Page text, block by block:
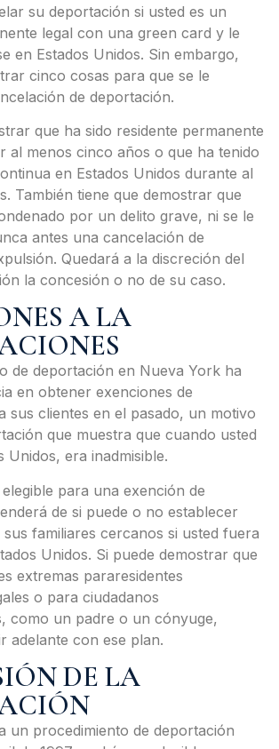
su deportación si usted es un
legal con una green card y le
en Estados Unidos. Sin embargo,
cinco cosas para que se le
de deportación.
que ha sido residente permanente
al menos cinco años o que ha tenido
en Estados Unidos durante al
También tiene que demostrar que
por un delito grave, ni se le
antes una cancelación de
Quedará a la discreción del
la concesión o no de su caso.
A LA
de deportación en Nueva York ha
en obtener exenciones de
sus clientes en el pasado, un motivo
que muestra que cuando usted
Unidos, era inadmisible.
para una exención de
de si puede o no establecer
familiares cercanos si usted fuera
Unidos. Si puede demostrar que
extremas pararesidentes
o para ciudadanos
como un padre o un cónyuge,
adelante con ese plan.
DE LA
un procedimiento de deportación